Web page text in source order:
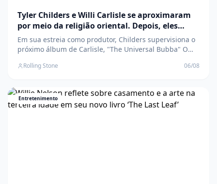
Tyler Childers e Willi Carlisle se aproximaram
por meio da religião oriental. Depois, eles
foram para o estúdio
Em sua estreia como produtor, Childers supervisiona o
próximo álbum de Carlisle, "The Universal Bubba" O
meio da religião oriental. Depois, eles foram para o
Rolling Stone 06/08
Entretenimento